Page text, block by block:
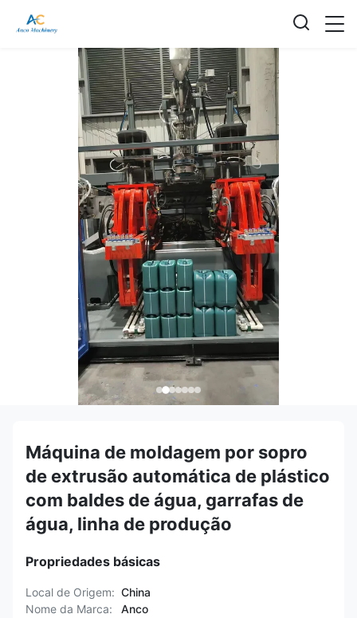
Máquina de moldagem por sopro
de extrusão automática de plástico
com baldes de água, garrafas de
água, linha de produção
Propriedades básicas
Local de Origem: China
Nome da Marca:
Anco